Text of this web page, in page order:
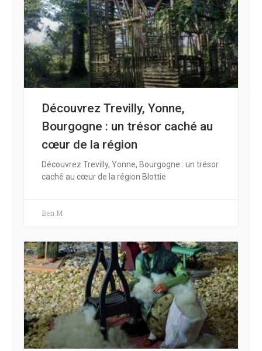
Découvrez Trevilly, Yonne,
Bourgogne : un trésor caché au
cœur de la région
Découvrez Trevilly, Yonne, Bourgogne : un trésor
caché au cœur de la région Blottie
Ben M